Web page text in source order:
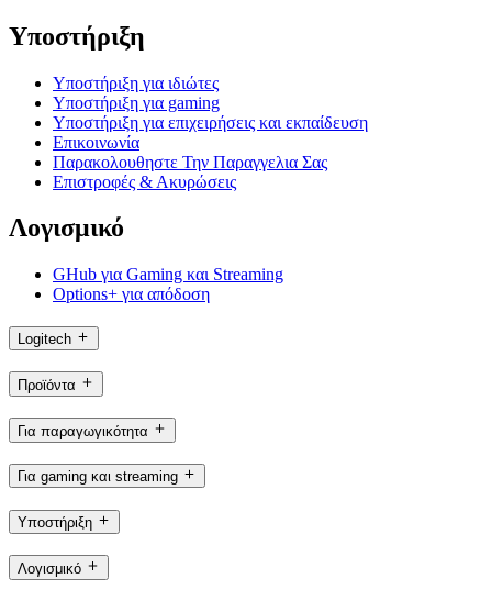
Υποστήριξη
Υποστήριξη για ιδιώτες
Υποστήριξη για gaming
Υποστήριξη για επιχειρήσεις και εκπαίδευση
Επικοινωνία
Παρακολουθηστε Την Παραγγελια Σας
Επιστροφές & Ακυρώσεις
Λογισμικό
GHub για Gaming και Streaming
Options+ για απόδοση
Logitech
Προϊόντα
Για παραγωγικότητα
Για gaming και streaming
Υποστήριξη
Λογισμικό